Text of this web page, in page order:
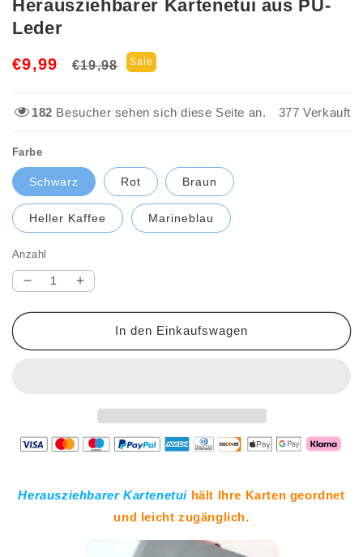
Herausziehbarer Kartenetui aus PU-
Leder
€9,99
Normaler
€19,98 Verkaufspreis
Sale
182 Besucher sehen sich diese Seite an. 377 Verkauft
Farbe
Schwarz Rot Braun
Heller Kaffee Marineblau
Anzahl
Verringere
Herausziehbarer
Erhöhe
Herausziehbarer
PU-
Leder
In den Einkaufswagen
Herausziehbarer Kartenetui hält Ihre Karten geordnet
und leicht zugänglich.